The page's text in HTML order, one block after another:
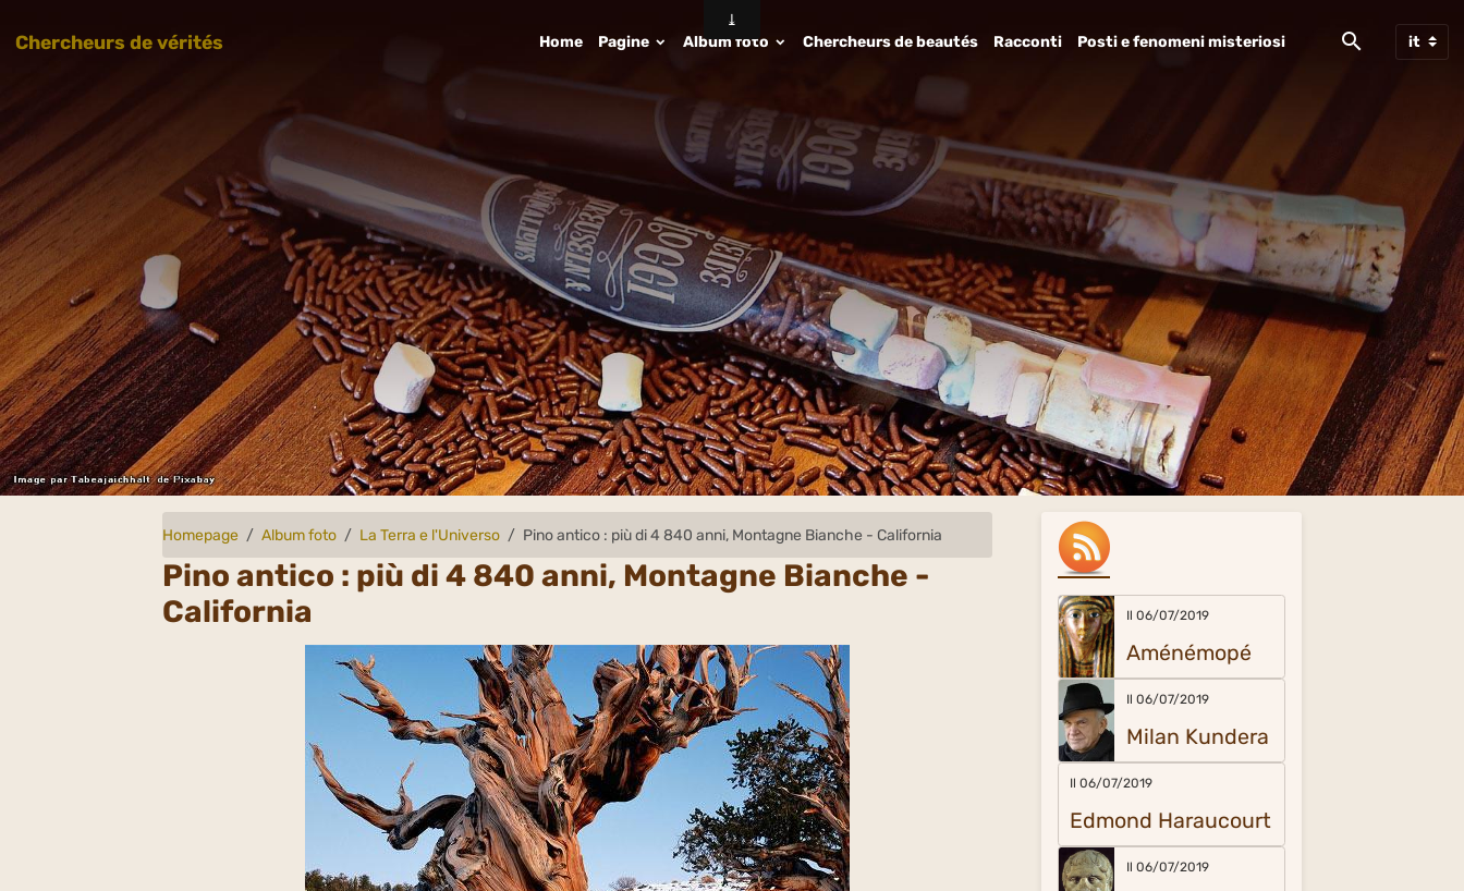
Chercheurs de vérités Home Pagine Album foto Chercheurs de beautés Racconti Posti e fenomeni misteriosi
Homepage Album foto La Terra e l'Universo Pino antico : più di 4 840 anni, Montagne Bianche - California
Pino antico : più di 4 840 anni, Montagne Bianche -
California
Il 06/07/2019
Aménémopé
Il 06/07/2019
Milan Kundera
Il 06/07/2019
Edmond Haraucourt
Il 06/07/2019